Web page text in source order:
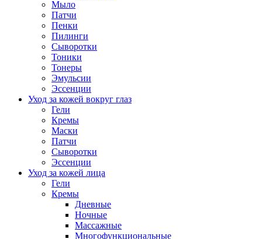
Мыло
Патчи
Пенки
Пилинги
Сыворотки
Тоники
Тонеры
Эмульсии
Эссенции
Уход за кожей вокруг глаз
Гели
Кремы
Маски
Патчи
Сыворотки
Эссенции
Уход за кожей лица
Гели
Кремы
Дневные
Ночные
Массажные
Многофункциональные